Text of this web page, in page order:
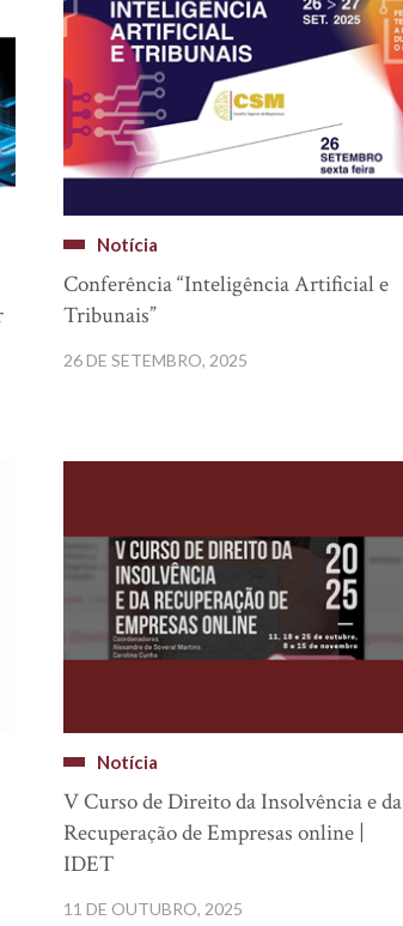
Notícia
Conferência “Inteligência Artificial e
Tribunais”
26 DE SETEMBRO, 2025
Notícia
V Curso de Direito da Insolvência e da
Recuperação de Empresas online |
IDET
11 DE OUTUBRO, 2025